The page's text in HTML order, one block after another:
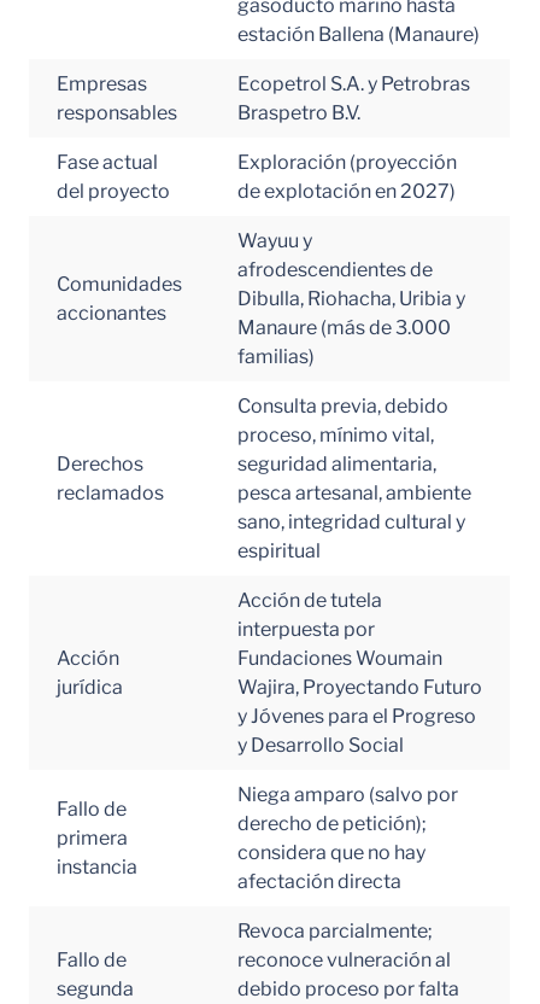
gasoducto marino hasta
estación Ballena (Manaure)
Empresas
responsables
Ecopetrol S.A. y Petrobras
Braspetro B.V.
Fase actual
del proyecto
Exploración (proyección
de explotación en 2027)
Comunidades
accionantes
Wayuu y
afrodescendientes de
Dibulla, Riohacha, Uribia y
Manaure (más de 3.000
familias)
Derechos
reclamados
Consulta previa, debido
proceso, mínimo vital,
seguridad alimentaria,
pesca artesanal, ambiente
sano, integridad cultural y
espiritual
Acción
jurídica
Acción de tutela
interpuesta por
Fundaciones Woumain
Wajira, Proyectando Futuro
y Jóvenes para el Progreso
y Desarrollo Social
Fallo de
primera
instancia
Niega amparo (salvo por
derecho de petición);
considera que no hay
afectación directa
Fallo de
segunda
Revoca parcialmente;
reconoce vulneración al
debido proceso por falta